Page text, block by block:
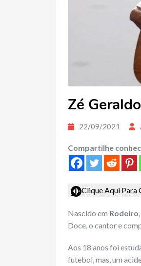
Zé Geraldo
22/09/2021
Compartilhe
Clique Aqui Para
Nascido em Rodeiro
Doce, o cantor e
Aos 18 anos foi
futebol, mas, um